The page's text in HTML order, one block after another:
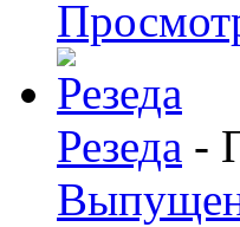
Резеда -